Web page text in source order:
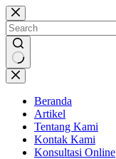
Skip
to
content
No
results
Beranda
Artikel
Tentang Kami
Kontak Kami
Konsultasi Online